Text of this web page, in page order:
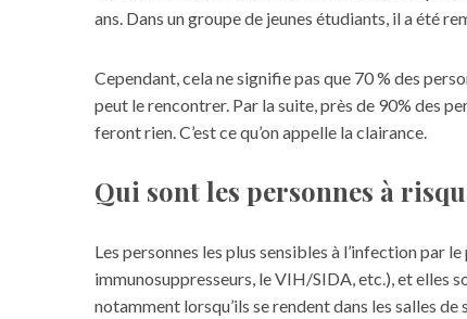
ans. Dans un groupe de jeunes étudiants, il a été
Cependant, cela ne signifie pas que 70 % des
peut le rencontrer. Par la suite, près de 90% des
feront rien. C’est ce qu’on appelle la clairance.
Qui sont les personnes à
Les personnes les plus sensibles à l’infection par le
immunosuppresseurs, le VIH/SIDA, etc.), et elles
notamment lorsqu’ils se rendent dans les salles de